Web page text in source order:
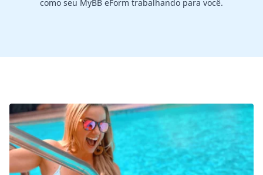
como seu MyBB eForm trabalhando para você.